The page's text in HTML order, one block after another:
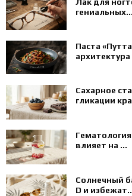
Лак для
гениальных...
Паста
Сахарное
гликации
влияет на ...
Солнечный
D и